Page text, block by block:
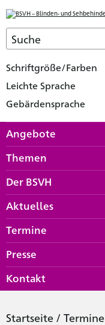
Schriftgröße/Farben
Leichte Sprache
Gebärdensprache
Angebote
Themen
Der BSVH
Aktuelles
Termine
Presse
Kontakt
Startseite / Termine